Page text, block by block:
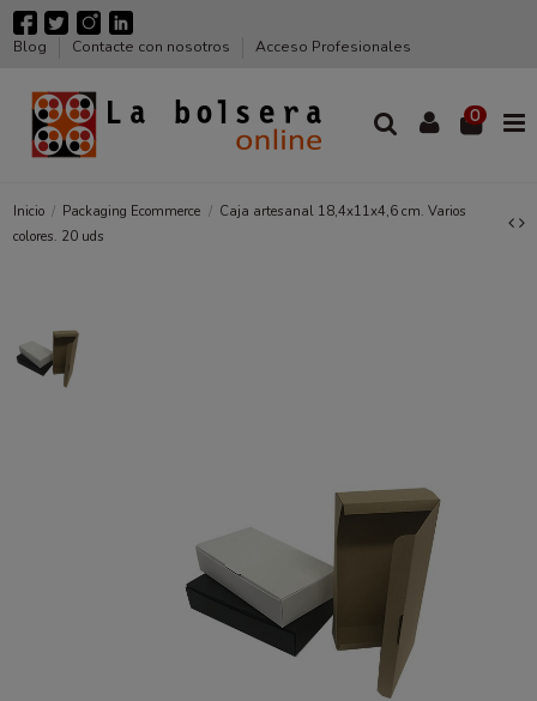
Blog Contacte con nosotros Acceso Profesionales
0
Inicio Packaging Ecommerce
Caja artesanal 18,4x11x4,6 cm. Varios
colores. 20 uds